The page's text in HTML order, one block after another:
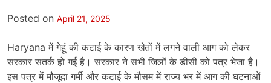
Posted on April 21, 2025
Haryana में गेहूं की कटाई के कारण खेतों में लगने वाली आग को लेकर
सरकार सतर्क हो गई है। सरकार ने सभी जिलों के डीसी को पत्र भेजा है।
इस पत्र में मौजूदा गर्मी और कटाई के मौसम में राज्य भर में आग की घटनाओं